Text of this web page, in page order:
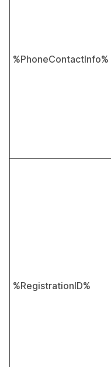
%PhoneContactInfo%
%RegistrationID%